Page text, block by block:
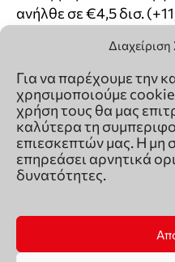
Για να παρέχουμε την
χρησιμοποιούμε
χρήση τους θα μας
καλύτερα τη
επιεσκεπτών μας. Η μη
επηρεάσει αρνητικά
δυνατότητες.